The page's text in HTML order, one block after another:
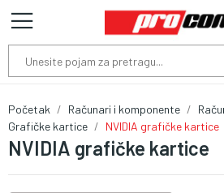
NVIDIA grafičke kartice
Početak Računari i komponente
Grafičke kartice
NVIDIA grafičke kartice